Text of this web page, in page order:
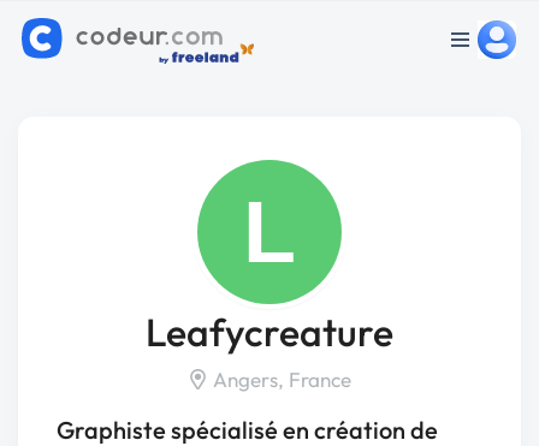
L
Leafycreature
Angers, France
Graphiste spécialisé en création de